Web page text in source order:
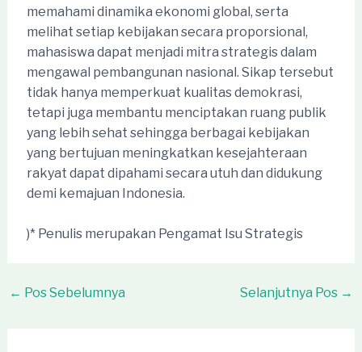
memahami dinamika ekonomi global, serta
melihat setiap kebijakan secara proporsional,
mahasiswa dapat menjadi mitra strategis dalam
mengawal pembangunan nasional. Sikap tersebut
tidak hanya memperkuat kualitas demokrasi,
tetapi juga membantu menciptakan ruang publik
yang lebih sehat sehingga berbagai kebijakan
yang bertujuan meningkatkan kesejahteraan
rakyat dapat dipahami secara utuh dan didukung
demi kemajuan Indonesia.
)* Penulis merupakan Pengamat Isu Strategis
Post
← Pos Sebelumnya Selanjutnya Pos →